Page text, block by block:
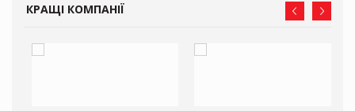
КРАЩІ КОМПАНІЇ